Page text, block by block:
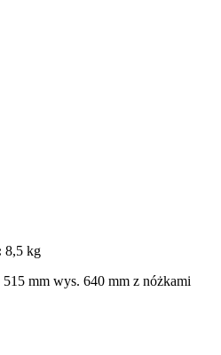
8,5 kg
515 mm wys. 640 mm z nóżkami